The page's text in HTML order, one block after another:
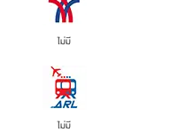
ไม่มี
ไม่มี